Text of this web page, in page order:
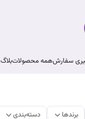
سفارشهمه محصولاتبلاگ
برندها دسته‌بندی